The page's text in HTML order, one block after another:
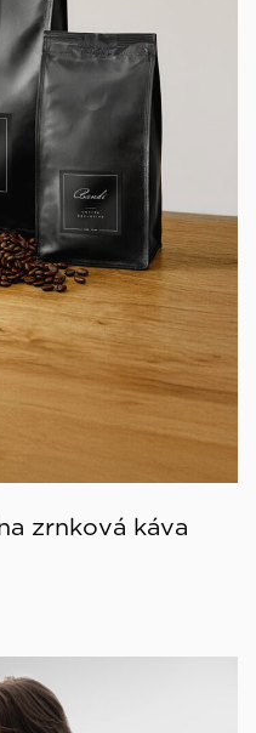
zrnková káva